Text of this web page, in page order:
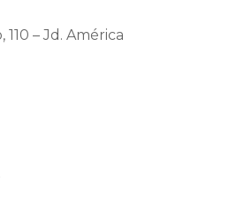
– Jd. América